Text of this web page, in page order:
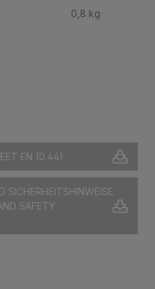
EN (0.44)
SICHERHEITSHINWEISE
SAFETY
0,8 kg